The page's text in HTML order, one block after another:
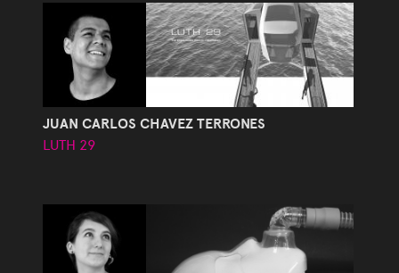
JUAN CARLOS CHAVEZ TERRONES
LUTH 29